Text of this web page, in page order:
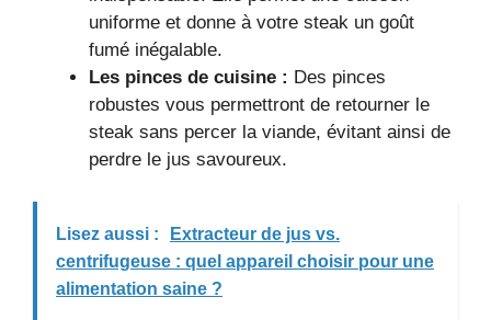
uniforme et donne à votre steak un goût
fumé inégalable.
Les pinces de cuisine : Des pinces
robustes vous permettront de retourner le
steak sans percer la viande, évitant ainsi de
perdre le jus savoureux.
Lisez aussi :
Extracteur de jus vs.
centrifugeuse : quel appareil choisir pour une
alimentation saine ?